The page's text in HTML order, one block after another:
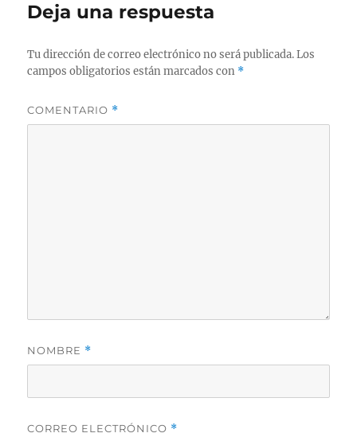
Deja una respuesta
Tu dirección de correo electrónico no será publicada. Los
campos obligatorios están marcados con *
COMENTARIO *
NOMBRE *
CORREO ELECTRÓNICO *